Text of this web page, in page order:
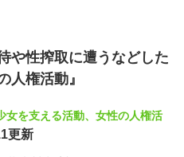
や性搾取に遭うなどした
人権活動』
女を支える活動、女性の人権活
更新